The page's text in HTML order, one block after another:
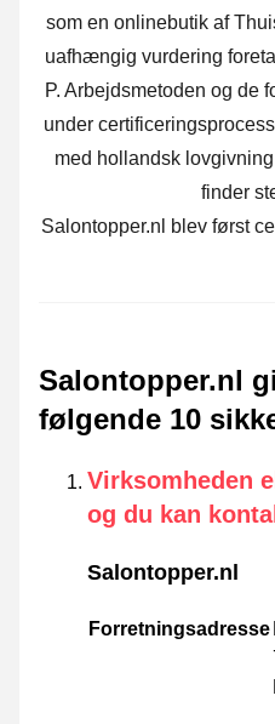
som en onlinebutik af
uafhængig vurdering
P. Arbejdsmetoden og de
under
med hollandsk
finder
Salontopper.nl blev først
Salontopper.nl
følgende 10
Virksomheden
og du kan
Salontopper.nl
Forretningsadresse